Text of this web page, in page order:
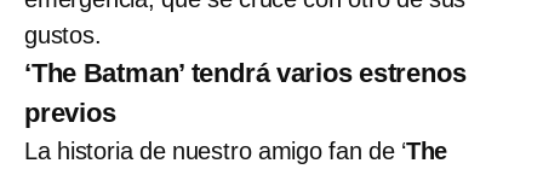
gustos.
‘The Batman’ tendrá varios estrenos
previos
La historia de nuestro amigo fan de ‘The